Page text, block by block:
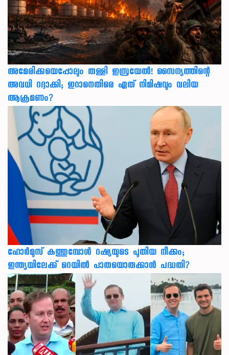
അമേരിക്കയെപ്പോലും തള്ളി ഇസ്രയേൽ! സൈന്യത്തിന്റെ
അവധി റദ്ദാക്കി; ഇറാനെതിരെ ഏത് നിമിഷവും വലിയ
ആക്രമണം?
ഹോർമുസ് കത്തുമ്പോൾ റഷ്യയുടെ പുതിയ നീക്കം;
ഇന്ത്യയിലേക്ക് റെയിൽ പാതയൊരുക്കാൻ പദ്ധതി?